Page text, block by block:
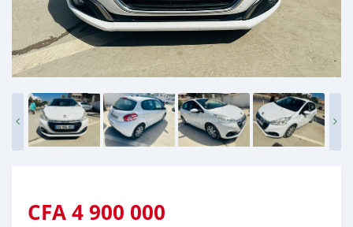
CFA4 900 000